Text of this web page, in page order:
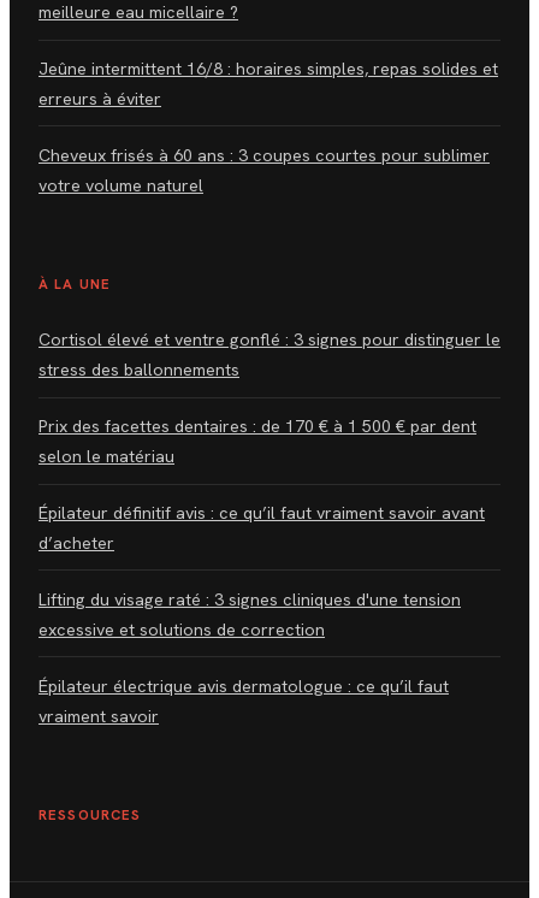
meilleure eau micellaire ?
Jeûne intermittent 16/8 : horaires simples, repas solides et
erreurs à éviter
Cheveux frisés à 60 ans : 3 coupes courtes pour sublimer
votre volume naturel
À LA UNE
Cortisol élevé et ventre gonflé : 3 signes pour distinguer le
stress des ballonnements
Prix des facettes dentaires : de 170 € à 1 500 € par dent
selon le matériau
Épilateur définitif avis : ce qu’il faut vraiment savoir avant
d’acheter
Lifting du visage raté : 3 signes cliniques d'une tension
excessive et solutions de correction
Épilateur électrique avis dermatologue : ce qu’il faut
vraiment savoir
RESSOURCES